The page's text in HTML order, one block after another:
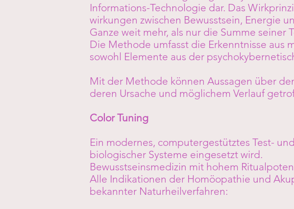
Informations-Technologie dar. Das
wirkungen zwischen Bewusstsein, Energie
Ganze weit mehr, als nur die Summe seiner
Die Methode umfasst die Erkenntnisse
sowohl Elemente aus der
Mit der Methode können Aussagen über
deren Ursache und möglichem Verlauf
Color Tuning
Ein modernes, computergestütztes Test-
biologischer Systeme eingesetzt wird.
Bewusstseinsmedizin mit hohem
Alle Indikationen der Homöopathie und
bekannter Naturheilverfahren: